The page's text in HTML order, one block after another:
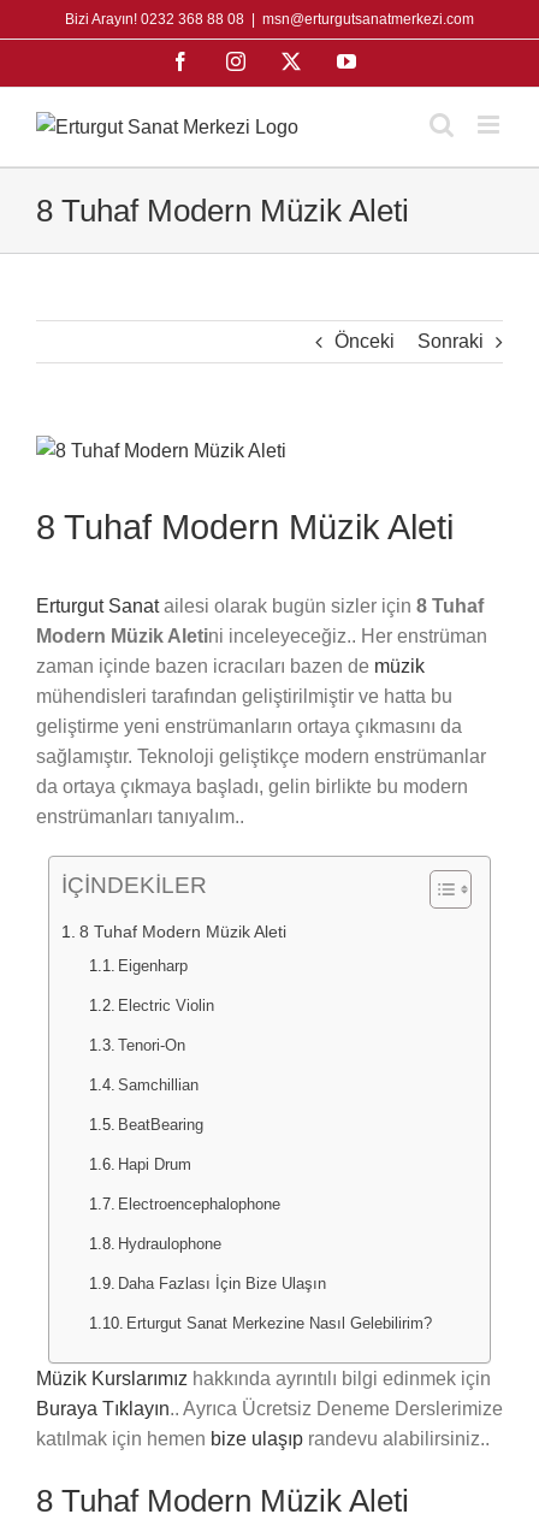
to
Bizi Arayın! 0232 368 88 08 msn@erturgutsanatmerkezi.com
FacebookInstagram YouTube
8 Tuhaf Modern Müzik Aleti
Önceki Sonraki
View
8 Tuhaf Modern Müzik Aleti
Erturgut Sanatailesi olarak bugün sizler için 8 Tuhaf
Modern Müzik Aletini inceleyeceğiz.. Her enstrüman
zaman içinde bazen icracıları bazen de müzik
mühendisleri tarafından geliştirilmiştir ve hatta bu
geliştirme yeni enstrümanların ortaya çıkmasını da
sağlamıştır. Teknoloji geliştikçe modern enstrümanlar
da ortaya çıkmaya başladı, gelin birlikte bu modern
enstrümanları tanıyalım..
İÇİNDEKİLER
8 Tuhaf Modern Müzik Aleti
Eigenharp
Electric Violin
Tenori-On
Samchillian
BeatBearing
Hapi Drum
Electroencephalophone
Hydraulophone
Daha Fazlası İçin Bize Ulaşın
Erturgut Sanat Merkezine Nasıl Gelebilirim?
Müzik Kurslarımız hakkında ayrıntılı bilgi edinmek için
Buraya Tıklayın.. Ayrıca Ücretsiz Deneme Derslerimize
katılmak için hemen bize ulaşıp randevu alabilirsiniz..
8 Tuhaf Modern Müzik Aleti